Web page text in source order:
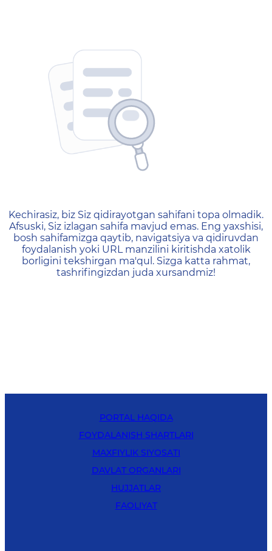
404 — Страница не
Kechirasiz, biz Siz qidirayotgan sahifani topa olmadik.
Afsuski, Siz izlagan sahifa mavjud emas. Eng yaxshisi,
bosh sahifamizga qaytib, navigatsiya va qidiruvdan
foydalanish yoki URL manzilini kiritishda xatolik
borligini tekshirgan ma'qul. Sizga katta rahmat,
tashrifingizdan juda xursandmiz!
PORTAL HAQIDA
FOYDALANISH SHARTLARI
MAXFIYLIK SIYOSATI
DAVLAT ORGANLARI
HUJJATLAR
FAOLIYAT